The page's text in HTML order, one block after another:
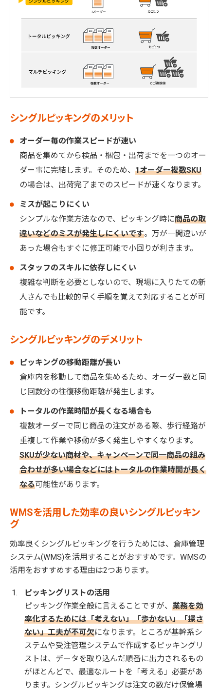
シングルピッキングのメリット
オーダー毎の作業スピードが速い
商品を集めてから検品・梱包・出荷までを一つのオー
ダー事に完結します。そのため、 1オーダー複数SKU
の場合は、出荷完了までのスピードが速くなります。
ミスが起こりにくい
シンプルな作業方法なので、ピッキング時に商品の取
違いなどのミスが発生しにくいです。万が一間違いが
あった場合もすぐに修正可能で小回りが利きます。
スタッフのスキルに依存しにくい
複雑な判断を必要としないので、現場に入りたての新
人さんでも比較的早く手順を覚えて対応することが可
能です。
シングルピッキングのデメリット
ピッキングの移動距離が長い
倉庫内を移動して商品を集めるため、オーダー数と同
じ回数分の往復移動距離が発生します。
トータルの作業時間が長くなる場合も
複数オーダーで同じ商品の注文がある際、歩行経路が
重複して作業や移動が多く発生しやすくなります。
SKUが少ない商材や、キャンペーンで同一商品の組み
合わせが多い場合などにはトータルの作業時間が長く
なる可能性があります。
WMSを活用した効率の良いシングルピッキン
グ
効率良くシングルピッキングを行うためには、倉庫管理
システム(WMS)を活用することがおすすめです。WMSの
活用をおすすめする理由は2つあります。
ピッキングリストの活用
ピッキング作業全般に言えることですが、 業務を効
率化するためには「考えない」「歩かない」「探さ
ない」工夫が不可欠になります。ところが基幹系シ
ステムや受注管理システムで作成するピッキングリ
ストは、データを取り込んだ順番に出力されるもの
がほとんどで、最適なルートを「考える」必要があ
ります。シングルピッキングは注文の数だけ保管場